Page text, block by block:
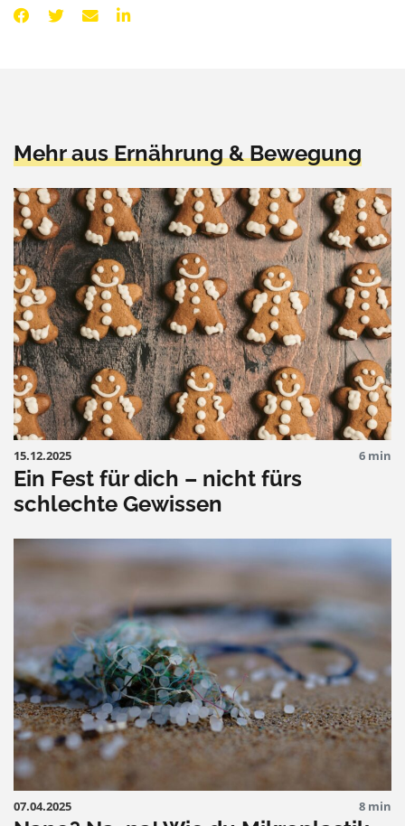
Mehr aus Ernährung & Bewegung
15.12.2025 6 min
Ein Fest für dich – nicht fürs
schlechte Gewissen
07.04.2025 8 min